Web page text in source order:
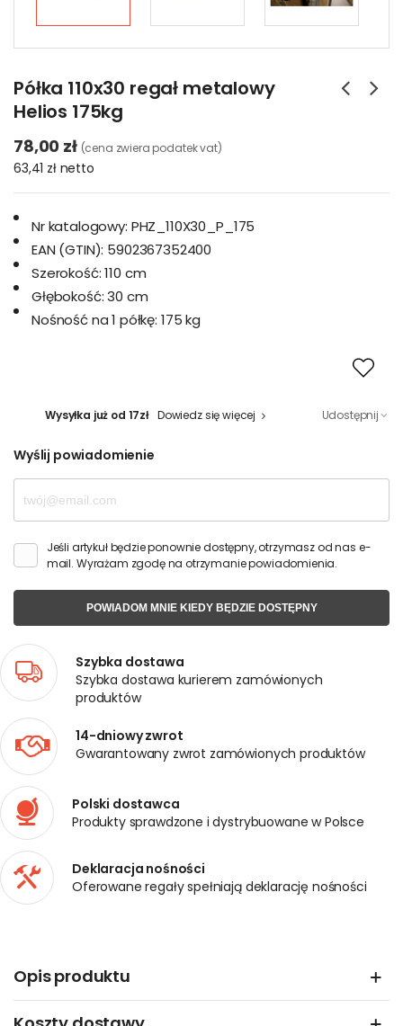
Półka 110x30 regał metalowy
Helios 175kg
78,00 zł (cena zwiera podatek vat)
63,41 zł netto
Nr katalogowy: PHZ_110X30_P_175
EAN (GTIN): 5902367352400
Szerokość: 110 cm
Głębokość: 30 cm
Nośność na 1 półkę: 175 kg
Wysyłka już od 17zł Dowiedz się więcej Udostępnij
Wyślij powiadomienie
Jeśli artykuł będzie ponownie dostępny, otrzymasz od nas e-
mail. Wyrażam zgodę na otrzymanie powiadomienia.
POWIADOM MNIE KIEDY BĘDZIE DOSTĘPNY
Szybka dostawa
Szybka dostawa kurierem zamówionych
produktów
14-dniowy zwrot
Gwarantowany zwrot zamówionych produktów
Polski dostawca
Produkty sprawdzone i dystrybuowane w Polsce
Deklaracja nośności
Oferowane regały spełniają deklarację nośności
Opis produktu